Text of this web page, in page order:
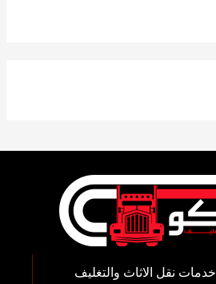
خدمات نقل الاثاث والتغليف